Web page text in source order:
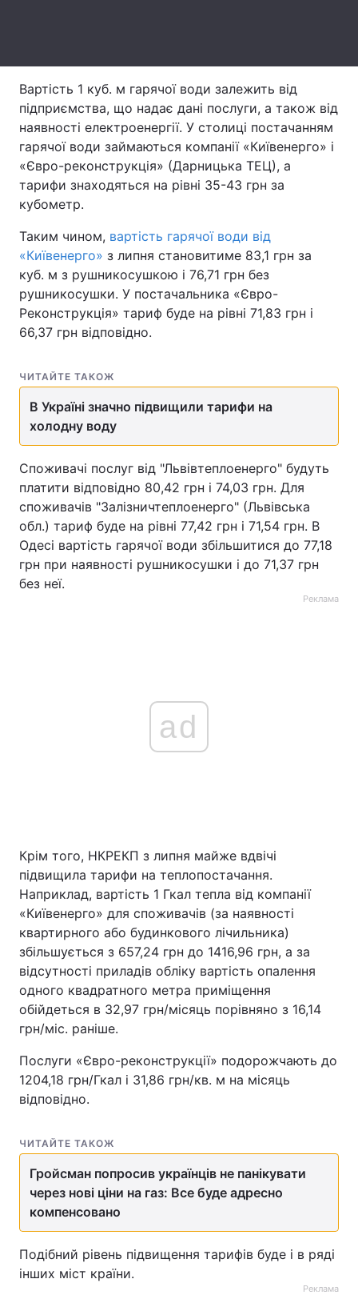
Тема оформлення
Вартість 1 куб. м гарячої води залежить від
підприємства, що надає дані послуги, а також від
наявності електроенергії. У столиці постачанням
гарячої води займаються компанії «Київенерго» і
«Євро-реконструкція» (Дарницька ТЕЦ), а
тарифи знаходяться на рівні 35-43 грн за
кубометр.
Таким чином, вартість гарячої води від
«Київенерго» з липня становитиме 83,1 грн за
куб. м з рушникосушкою і 76,71 грн без
рушникосушки. У постачальника «Євро-
Реконструкція» тариф буде на рівні 71,83 грн і
66,37 грн відповідно.
ЧИТАЙТЕ ТАКОЖ
В Україні значно підвищили тарифи на
холодну воду
Споживачі послуг від "Львівтеплоенерго" будуть
платити відповідно 80,42 грн і 74,03 грн. Для
споживачів "Залізничтеплоенерго" (Львівська
обл.) тариф буде на рівні 77,42 грн і 71,54 грн. В
Одесі вартість гарячої води збільшитися до 77,18
грн при наявності рушникосушки і до 71,37 грн
без неї.
Реклама
ad
Крім того, НКРЕКП з липня майже вдвічі
підвищила тарифи на теплопостачання.
Наприклад, вартість 1 Гкал тепла від компанії
«Київенерго» для споживачів (за наявності
квартирного або будинкового лічильника)
збільшується з 657,24 грн до 1416,96 грн, а за
відсутності приладів обліку вартість опалення
одного квадратного метра приміщення
обійдеться в 32,97 грн/місяць порівняно з 16,14
грн/міс. раніше.
Послуги «Євро-реконструкції» подорожчають до
1204,18 грн/Гкал і 31,86 грн/кв. м на місяць
відповідно.
ЧИТАЙТЕ ТАКОЖ
Гройсман попросив українців не панікувати
через нові ціни на газ: Все буде адресно
компенсовано
Подібний рівень підвищення тарифів буде і в ряді
інших міст країни.
Реклама